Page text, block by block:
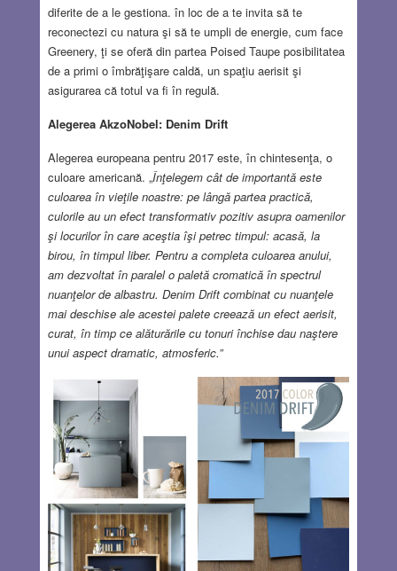
diferite de a le gestiona. în loc de a te invita să te
reconectezi cu natura şi să te umpli de energie, cum face
Greenery, ţi se oferă din partea Poised Taupe posibilitatea
de a primi o îmbrăţişare caldă, un spaţiu aerisit şi
asigurarea că totul va fi în regulă.
Alegerea AkzoNobel: Denim Drift
Alegerea europeana pentru 2017 este, în chintesenţa, o
culoare americană. „Înţelegem cât de importantă este
culoarea în vieţile noastre: pe lângă partea practică,
culorile au un efect transformativ pozitiv asupra oamenilor
şi locurilor în care aceştia îşi petrec timpul: acasă, la
birou, în timpul liber. Pentru a completa culoarea anului,
am dezvoltat în paralel o paletă cromatică în spectrul
nuanţelor de albastru. Denim Drift combinat cu nuanţele
mai deschise ale acestei palete creează un efect aerisit,
curat, în timp ce alăturările cu tonuri închise dau naştere
unui aspect dramatic, atmosferic.”